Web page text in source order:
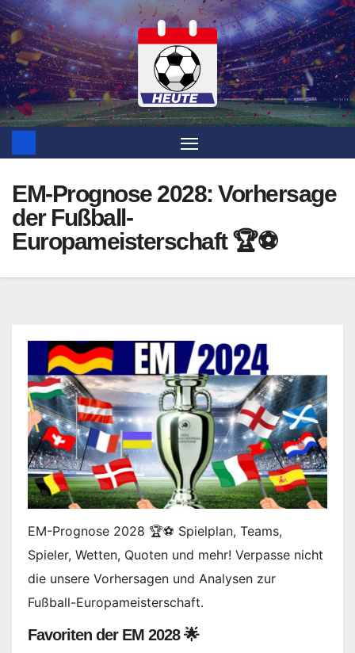
Zum
Inhalt
springen
EM-Prognose 2028: Vorhersage
der Fußball-
Europameisterschaft 🏆⚽
EM-Prognose 2028 🏆⚽ Spielplan, Teams,
Spieler, Wetten, Quoten und mehr! Verpasse nicht
die unsere Vorhersagen und Analysen zur
Fußball-Europameisterschaft.
Favoriten der EM 2028 🌟